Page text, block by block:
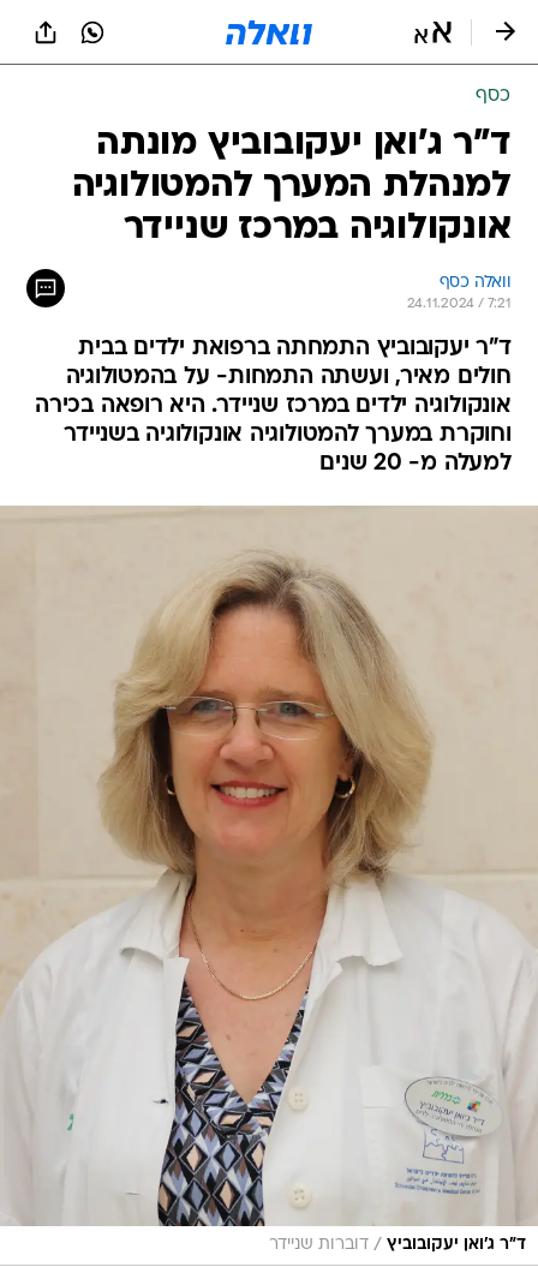
כסף
ד"ר ג'ואן יעקובוביץ מונתה
למנהלת המערך להמטולוגיה
אונקולוגיה במרכז שניידר
וואלה כסף
24.11.2024 / 7:21
ד"ר יעקובוביץ התמחתה ברפואת ילדים בבית
חולים מאיר, ועשתה התמחות- על בהמטולוגיה
אונקולוגיה ילדים במרכז שניידר. היא רופאה בכירה
וחוקרת במערך להמטולוגיה אונקולוגיה בשניידר
למעלה מ- 20 שנים
ד"ר ג'ואן יעקובוביץ / דוברות שניידר